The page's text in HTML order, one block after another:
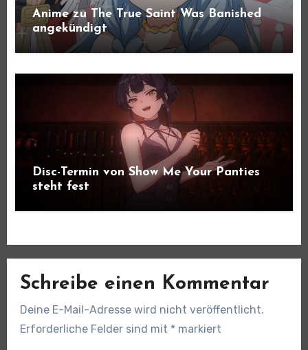
Anime zu The True Saint Was Banished
angekündigt
Disc-Termin von Show Me Your Panties
steht fest
Schreibe einen Kommentar
Deine E-Mail-Adresse wird nicht veröffentlicht.
Erforderliche Felder sind mit * markiert